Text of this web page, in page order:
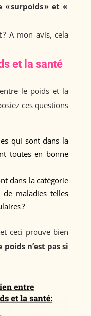
surpoids » et «
A mon avis, cela
et la santé
le poids et la
ces questions
qui sont dans la
toutes en bonne
dans la catégorie
de maladies telles
?
ceci prouve bien
n’est pas si